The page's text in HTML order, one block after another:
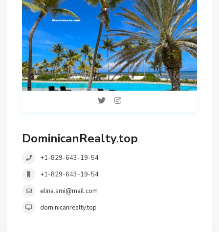
DominicanRealty.top
+1-829-643-19-54
+1-829-643-19-54
elina.smi@mail.com
dominicanrealty.top